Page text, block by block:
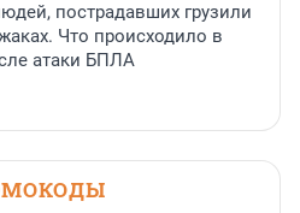
пострадавших грузили
Что происходило в
атаки БПЛА